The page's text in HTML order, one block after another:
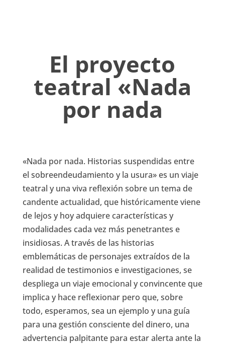
El proyecto
teatral «Nada
por nada
«Nada por nada. Historias suspendidas entre
el sobreendeudamiento y la usura» es un viaje
teatral y una viva reflexión sobre un tema de
candente actualidad, que históricamente viene
de lejos y hoy adquiere características y
modalidades cada vez más penetrantes e
insidiosas. A través de las historias
emblemáticas de personajes extraídos de la
realidad de testimonios e investigaciones, se
despliega un viaje emocional y convincente que
implica y hace reflexionar pero que, sobre
todo, esperamos, sea un ejemplo y una guía
para una gestión consciente del dinero, una
advertencia palpitante para estar alerta ante la